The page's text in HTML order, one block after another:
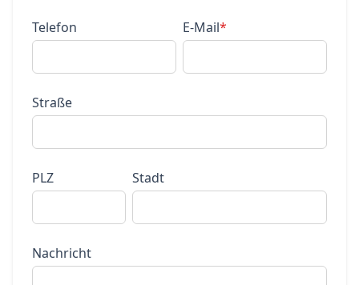
Telefon E-Mail*
Straße
PLZ Stadt
Nachricht